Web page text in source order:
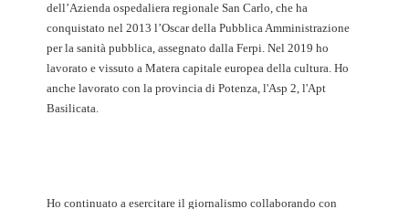
dell’Azienda ospedaliera regionale San Carlo, che ha
conquistato nel 2013 l’Oscar della Pubblica Amministrazione
per la sanità pubblica, assegnato dalla Ferpi. Nel 2019 ho
lavorato e vissuto a Matera capitale europea della cultura. Ho
anche lavorato con la provincia di Potenza, l'Asp 2, l'Apt
Basilicata.
Ho continuato a esercitare il giornalismo collaborando con